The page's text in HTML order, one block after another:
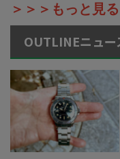
＞＞＞もっと見る
OUTLINEニュー